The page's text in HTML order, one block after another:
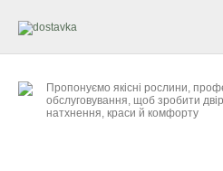
Пропонуємо якісні рослини,
обслуговування, щоб зробити
натхнення, краси й комфорту